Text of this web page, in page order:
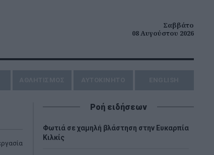
Σαββάτο
08 Αυγούστου 2026
Ροή ειδήσεων
Φωτιά σε χαμηλή βλάστηση στην Ευκαρπία
Κιλκίς